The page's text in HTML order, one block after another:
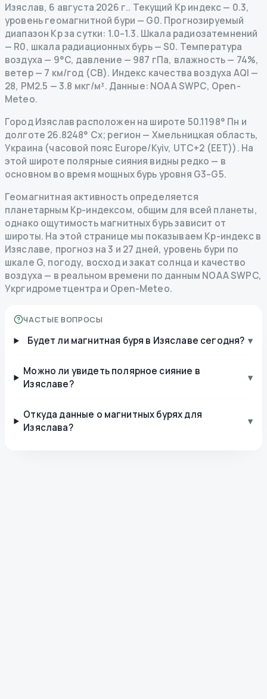
Изяслав, 6 августа 2026 г.. Текущий Kp индекс— 0.3,
уровень геомагнитной бури — G0. Прогнозируемый
диапазон Kp за сутки: 1.0–1.3. Шкала радиозатемнений
— R0, шкала радиационных бурь— S0. Температура
воздуха — 9°C, давление — 987 гПа, влажность — 74%,
ветер — 7 км/год (СВ). Индекс качества воздуха AQI —
28, PM2.5 — 3.8 мкг/м³. Данные: NOAA SWPC, Open-
Meteo.
Город Изяслав расположен на широте 50.1198° Пн и
долготе 26.8248° Сх; регион — Хмельницкая область,
Украина (часовой пояс Europe/Kyiv, UTC+2 (EET)). На
этой широте полярные сияния видны редко — в
основном во время мощных бурь уровня G3–G5.
Геомагнитная активность определяется
планетарным Kp-индексом, общим для всей планеты,
однако ощутимость магнитных бурь зависит от
широты. На этой странице мы показываем Kp-индекс в
Изяславе, прогноз на 3 и 27 дней, уровень бури по
шкале G, погоду, восход и закат солнца и качество
воздуха — в реальном времени по данным NOAA SWPC,
Укргидрометцентра и Open-Meteo.
ЧАСТЫЕ ВОПРОСЫ
Будет ли магнитная буря в Изяславе сегодня? ▾
Можно ли увидеть полярное сияние в
Изяславе?
▾
Откуда данные о магнитных бурях для
Изяслава?
▾